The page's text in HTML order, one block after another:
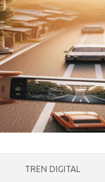
TREN DIGITAL